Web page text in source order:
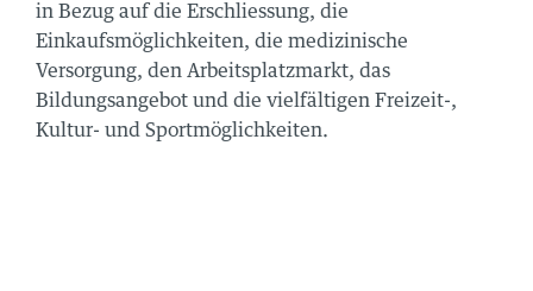
in Bezug auf die Erschliessung, die
Einkaufsmöglichkeiten, die medizinische
Versorgung, den Arbeitsplatzmarkt, das
Bildungsangebot und die vielfältigen Freizeit-,
Kultur- und Sportmöglichkeiten.